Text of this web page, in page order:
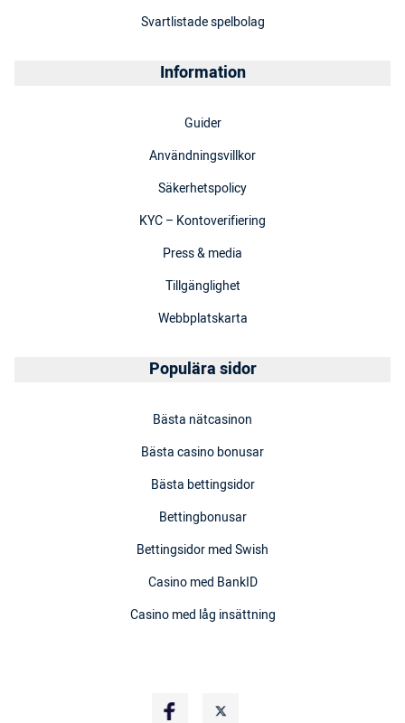
Svartlistade spelbolag
Information
Guider
Användningsvillkor
Säkerhetspolicy
KYC – Kontoverifiering
Press & media
Tillgänglighet
Webbplatskarta
Populära sidor
Bästa nätcasinon
Bästa casino bonusar
Bästa bettingsidor
Bettingbonusar
Bettingsidor med Swish
Casino med BankID
Casino med låg insättning